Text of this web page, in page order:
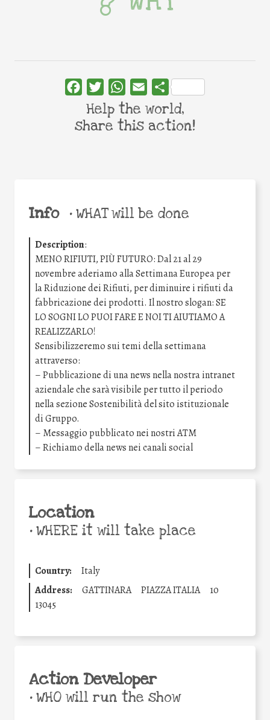
Info •WHAT will be done
Description:
MENO RIFIUTI, PIÙ FUTURO: Dal 21 al 29
novembre aderiamo alla Settimana Europea per
la Riduzione dei Rifiuti, per diminuire i rifiuti da
fabbricazione dei prodotti. Il nostro slogan: SE
LO SOGNI LO PUOI FARE E NOI TI AIUTIAMO A
REALIZZARLO!
Sensibilizzeremo sui temi della settimana
attraverso:
– Pubblicazione di una news nella nostra intranet
aziendale che sarà visibile per tutto il periodo
nella sezione Sostenibilità del sito istituzionale
di Gruppo.
– Messaggio pubblicato nei nostri ATM
– Richiamo della news nei canali social
Location
•WHERE it will take place
Country:
Italy
Address:
GATTINARA PIAZZA ITALIA
10
13045
Action Developer
•WHO will run the show
FacebookTwitterWhatsApp
Email Share
Help the world,
share this action!